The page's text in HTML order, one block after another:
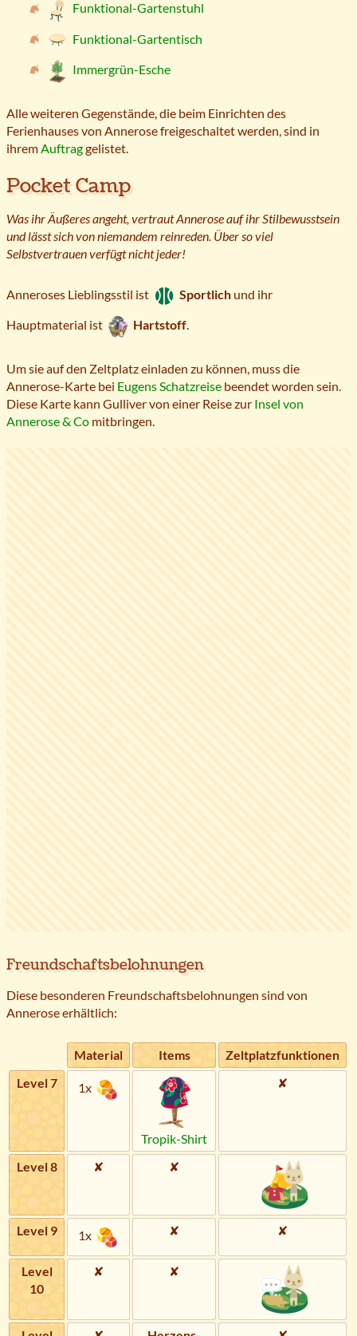
Funktional-Gartenstuhl
Funktional-Gartentisch
Immergrün-Esche
Alle weiteren Gegenstände, die beim Einrichten des
Ferienhauses von Annerose freigeschaltet werden, sind in
ihremAuftraggelistet.
Pocket Camp
Was ihr Äußeres angeht, vertraut Annerose auf ihr Stilbewusstsein
und lässt sich von niemandem reinreden. Über so viel
Selbstvertrauen verfügt nicht jeder!
Anneroses Lieblingsstil ist Sportlich und ihr
Hauptmaterial ist Hartstoff.
Um sie auf den Zeltplatz einladen zu können, muss die
Annerose-Karte bei Eugens Schatzreise beendet worden sein.
Diese Karte kann Gulliver von einer Reise zur Insel von
Annerose & Co mitbringen.
Freundschaftsbelohnungen
Diese besonderen Freundschaftsbelohnungen sind von
Annerose erhältlich:
Material Items
Zeltplatzfunktionen
Level 7
1x
Tropik-Shirt
✘
Level 8 ✘ ✘
Level 9 1x ✘ ✘
Level
10
✘ ✘